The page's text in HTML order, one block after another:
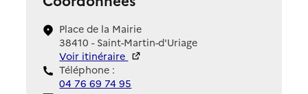
Place de la Mairie
38410 - Saint-Martin-d'Uriage
Voir itinéraire
Téléphone :
04 76 69 74 95